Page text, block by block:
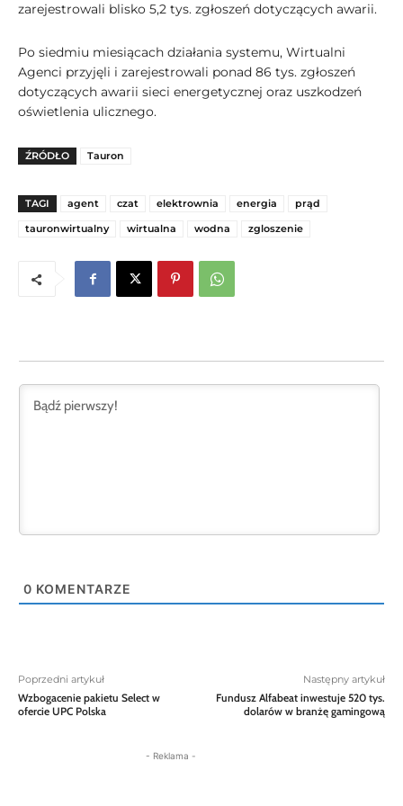
zarejestrowali blisko 5,2 tys. zgłoszeń dotyczących awarii.
Po siedmiu miesiącach działania systemu, Wirtualni
Agenci przyjęli i zarejestrowali ponad 86 tys. zgłoszeń
dotyczących awarii sieci energetycznej oraz uszkodzeń
oświetlenia ulicznego.
ŹRÓDŁO Tauron
TAGI agent czat elektrownia energia
prąd
tauronwirtualny
wirtualna wodna zgloszenie
0 KOMENTARZE
Poprzedni artykuł
Wzbogacenie pakietu Select w
ofercie UPC Polska
Następny artykuł
Fundusz Alfabeat inwestuje 520 tys.
dolarów w branżę gamingową
- Reklama -